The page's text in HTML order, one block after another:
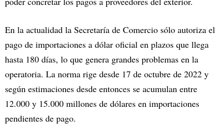
En la actualidad la Secretaría de Comercio sólo autoriza el
pago de importaciones a dólar oficial en plazos que llega
hasta 180 días, lo que genera grandes problemas en la
operatoria. La norma rige desde 17 de octubre de 2022 y
según estimaciones desde entonces se acumulan entre
12.000 y 15.000 millones de dólares en importaciones
pendientes de pago.